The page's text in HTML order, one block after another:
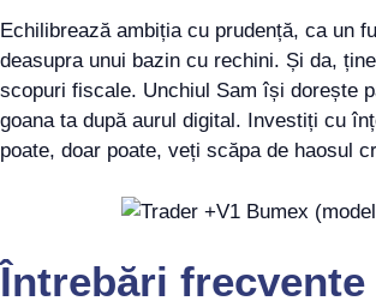
Echilibrează ambiția cu prudență, ca un
deasupra unui bazin cu rechini. Și da,
scopuri fiscale. Unchiul Sam își dorește
goana ta după aurul digital. Investiți cu
poate, doar poate, veți scăpa de haosul
Întrebări frecvente